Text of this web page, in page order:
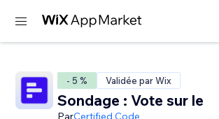
- 5 % Validée par Wix
Sondage : Vote sur le
ParCertified Code